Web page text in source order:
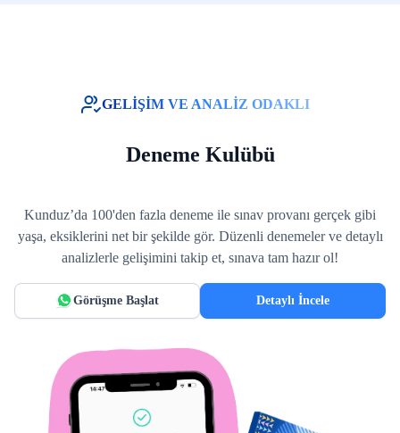
GELİŞİM VE ANALİZ ODAKLI
Deneme Kulübü
Kunduz’da 100'den fazla deneme ile sınav provanı gerçek gibi
yaşa, eksiklerini net bir şekilde gör. Düzenli denemeler ve detaylı
analizlerle gelişimini takip et, sınava tam hazır ol!
Görüşme Başlat Detaylı İncele